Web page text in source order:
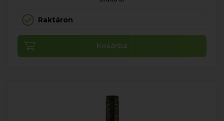
Raktáron
Kosárba